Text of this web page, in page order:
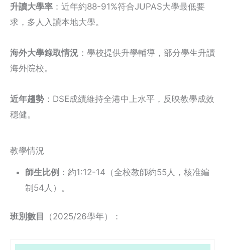
升讀大學率 ：近年約88-91%符合JUPAS大學最低要
求，多人入讀本地大學。
海外大學錄取情況 ：學校提供升學輔導，部分學生升讀
海外院校。
近年趨勢 ：DSE成績維持全港中上水平，反映教學成效
穩健。
教學情況
師生比例 ：約1:12-14（全校教師約55人，核准編
制54人）。
班別數目 （2025/26學年）：